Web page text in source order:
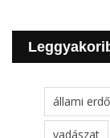
állami
vadászat